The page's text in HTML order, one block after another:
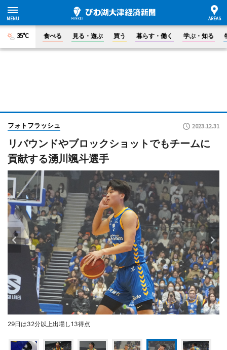
35°C 食べる 見る・遊ぶ 買う 暮らす・働く 学ぶ・知る
フォトフラッシュ 2023.12.31
リバウンドやブロックショットでもチームに
貢献する湧川颯斗選手
29日は32分以上出場し13得点